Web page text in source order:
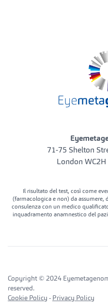
71-75 Shelton
London WC2H
Il risultato del test, così come
(farmacologica e non) da assumere,
consulenza con un medico
inquadramento anamnestico del
Copyright © 2024
reserved.
Cookie Policy - Privacy Policy